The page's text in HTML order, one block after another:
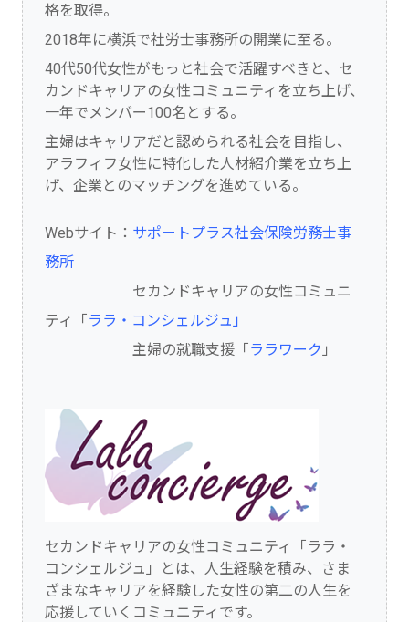
格を取得。
2018年に横浜で社労士事務所の開業に至る。
40代50代女性がもっと社会で活躍すべきと、セ
カンドキャリアの女性コミュニティを立ち上げ、
一年でメンバー100名とする。
主婦はキャリアだと認められる社会を目指し、
アラフィフ女性に特化した人材紹介業を立ち上
げ、企業とのマッチングを進めている。
Webサイト： サポートプラス社会保険労務士事
務所
セカンドキャリアの女性コミュニ
ティ「ララ・コンシェルジュ」
主婦の就職支援「ララワーク 」
セカンドキャリアの女性コミュニティ「ララ・
コンシェルジュ」とは、人生経験を積み、さま
ざまなキャリアを経験した女性の第二の人生を
応援していくコミュニティです。